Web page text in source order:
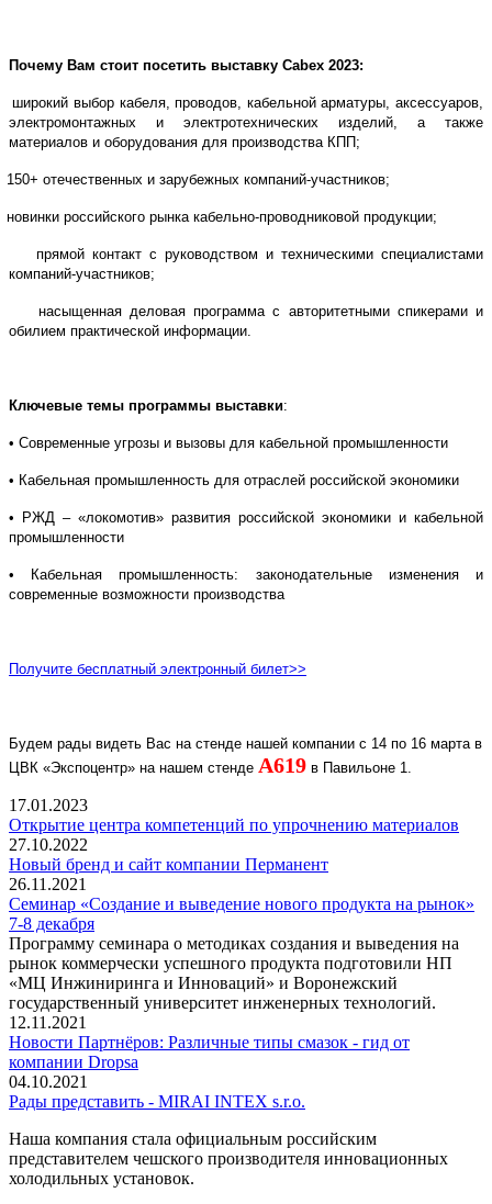
Почему Вам стоит посетить выставку Cabex 2023:
широкий выбор кабеля, проводов, кабельной арматуры, аксессуаров,
электромонтажных и электротехнических изделий, а также
материалов и оборудования для производства КПП;
150+ отечественных и зарубежных компаний-участников;
новинки российского рынка кабельно-проводниковой продукции;
прямой контакт с руководством и техническими специалистами
компаний-участников;
насыщенная деловая программа с авторитетными спикерами и
обилием практической информации.
Ключевые темы программы выставки:
• Современные угрозы и вызовы для кабельной промышленности
• Кабельная промышленность для отраслей российской экономики
• РЖД – «локомотив» развития российской экономики и кабельной
промышленности
• Кабельная промышленность: законодательные изменения и
современные возможности производства
Получите бесплатный электронный билет>>
Будем рады видеть Вас на стенде нашей компании с 14 по 16 марта в
ЦВК «Экспоцентр» на нашем стенде A619 в Павильоне 1.
17.01.2023
Открытие центра компетенций по упрочнению материалов
27.10.2022
Новый бренд и сайт компании Перманент
26.11.2021
Семинар «Создание и выведение нового продукта на рынок»
7-8 декабря
Программу семинара о методиках создания и выведения на
рынок коммерчески успешного продукта подготовили НП
«МЦ Инжиниринга и Инноваций» и Воронежский
государственный университет инженерных технологий.
12.11.2021
Новости Партнёров: Различные типы смазок - гид от
компании Dropsa
04.10.2021
Рады представить - MIRAI INTEX s.r.o.
Наша компания стала официальным российским
представителем чешского производителя инновационных
холодильных установок.